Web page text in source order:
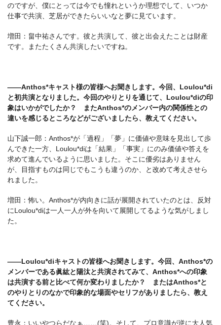
のですが、僕にとっては今でも憧れというか理想でして、いつか
仕事で共演、芝居ができたらいいなと夢に見ています。
増田：畠中祐さんです。彼と共演して、彼と出会えたことは財産
です。またたくさん共演したいですね。
――Anthos*キャスト様の皆様へお聞きします。今回、Loulou*di
と初共演となりました。今回のやりとりを通じて、Loulou*diの印
象はいかがでしたか？ またAnthos*のメンバー内の関係性との
違いを感じるところなどがございましたら、教えてください。
山下誠一郎：Anthos*が「過程」「夢」に価値や意味を見出して歩
んできた一方、Loulou*diは「結果」「事実」にのみ価値や答えを
求めて進んでいるように思いました。そこに優劣はありません
が、目指すものは同じでもこうも違うのか、と改めて考えさせら
れました。
増田：怖い。Anthos*が内向きに話が展開されていたのとは、反対
にLoulou*diは一人一人が外を向いて展開してるような気がしまし
た。
――Loulou*diキャストの皆様へお聞きします。今回、Anthos*の
メンバーである眞紘と陽汰と共演されてみて、Anthos*への印象
は共演する前と比べて何か変わりましたか？ またはAnthos*と
のやりとりのなかで印象的な場面やセリフがありましたら、教え
てください。
豊永：いいやつらだなぁ……(笑)。そして、プロ意識が逆に大人気